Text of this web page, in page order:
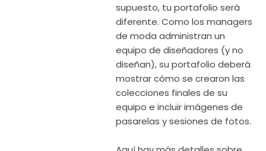
supuesto, tu portafolio será
diferente. Como los managers
de moda administran un
equipo de diseñadores (y no
diseñan), su portafolio deberá
mostrar cómo se crearon las
colecciones finales de su
equipo e incluir imágenes de
pasarelas y sesiones de fotos.